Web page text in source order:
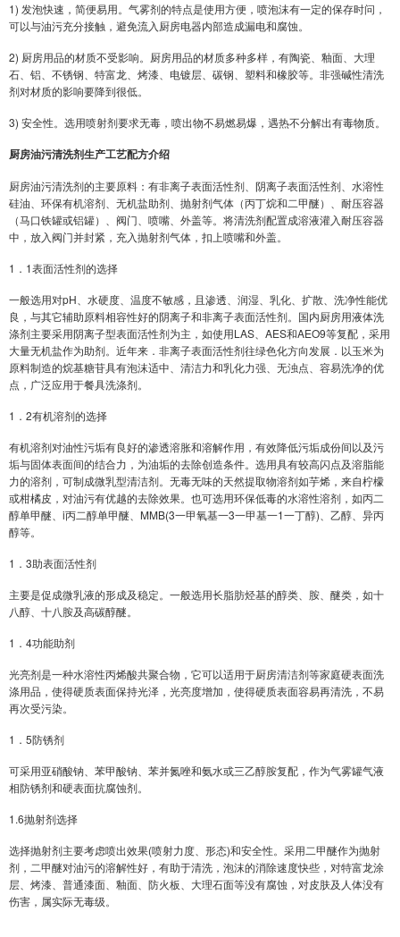
1) 发泡快速，简便易用。气雾剂的特点是使用方便，喷泡沫有一定的保存时问，
可以与油污充分接触，避免流入厨房电器内部造成漏电和腐蚀。
2) 厨房用品的材质不受影响。厨房用品的材质多种多样，有陶瓷、釉面、大理
石、铝、不锈钢、特富龙、烤漆、电镀层、碳钢、塑料和橡胶等。非强碱性清洗
剂对材质的影响要降到很低。
3) 安全性。选用喷射剂要求无毒，喷出物不易燃易爆，遇热不分解出有毒物质。
厨房油污清洗剂生产工艺配方介绍
厨房油污清洗剂的主要原料：有非离子表面活性剂、阴离子表面活性剂、水溶性
硅油、环保有机溶剂、无机盐助剂、抛射剂气体（丙丁烷和二甲醚）、耐压容器
（马口铁罐或铝罐）、阀门、喷嘴、外盖等。将清洗剂配置成溶液灌入耐压容器
中，放入阀门并封紧，充入抛射剂气体，扣上喷嘴和外盖。
1．1表面活性剂的选择
一般选用对pH、水硬度、温度不敏感，且渗透、润湿、乳化、扩散、洗净性能优
良，与其它辅助原料相容性好的阴离子和非离子表面活性剂。国内厨房用液体洗
涤剂主要采用阴离子型表面活性剂为主，如使用LAS、AES和AEO9等复配，采用
大量无机盐作为助剂。近年来．非离子表面活性剂往绿色化方向发展．以玉米为
原料制造的烷基糖苷具有泡沫适中、清洁力和乳化力强、无浊点、容易洗净的优
点，广泛应用于餐具洗涤剂。
1．2有机溶剂的选择
有机溶剂对油性污垢有良好的渗透溶胀和溶解作用，有效降低污垢成份间以及污
垢与固体表面间的结合力，为油垢的去除创造条件。选用具有较高闪点及溶脂能
力的溶剂，可制成微乳型清洁剂。无毒无味的天然提取物溶剂如芋烯，来自柠檬
或柑橘皮，对油污有优越的去除效果。也可选用环保低毒的水溶性溶剂，如丙二
醇单甲醚、i丙二醇单甲醚、MMB(3一甲氧基一3一甲基一1一丁醇)、乙醇、异丙
醇等。
1．3助表面活性剂
主要是促成微乳液的形成及稳定。一般选用长脂肪烃基的醇类、胺、醚类，如十
八醇、十八胺及高碳醇醚。
1．4功能助剂
光亮剂是一种水溶性丙烯酸共聚合物，它可以适用于厨房清洁剂等家庭硬表面洗
涤用品，使得硬质表面保持光泽，光亮度增加，使得硬质表面容易再清洗，不易
再次受污染。
1．5防锈剂
可采用亚硝酸钠、苯甲酸钠、苯并氮唑和氨水或三乙醇胺复配，作为气雾罐气液
相防锈剂和硬表面抗腐蚀剂。
1.6抛射剂选择
选择抛射剂主要考虑喷出效果(喷射力度、形态)和安全性。采用二甲醚作为抛射
剂，二甲醚对油污的溶解性好，有助于清洗，泡沫的消除速度快些，对特富龙涂
层、烤漆、普通漆面、釉面、防火板、大理石面等没有腐蚀，对皮肤及人体没有
伤害，属实际无毒级。